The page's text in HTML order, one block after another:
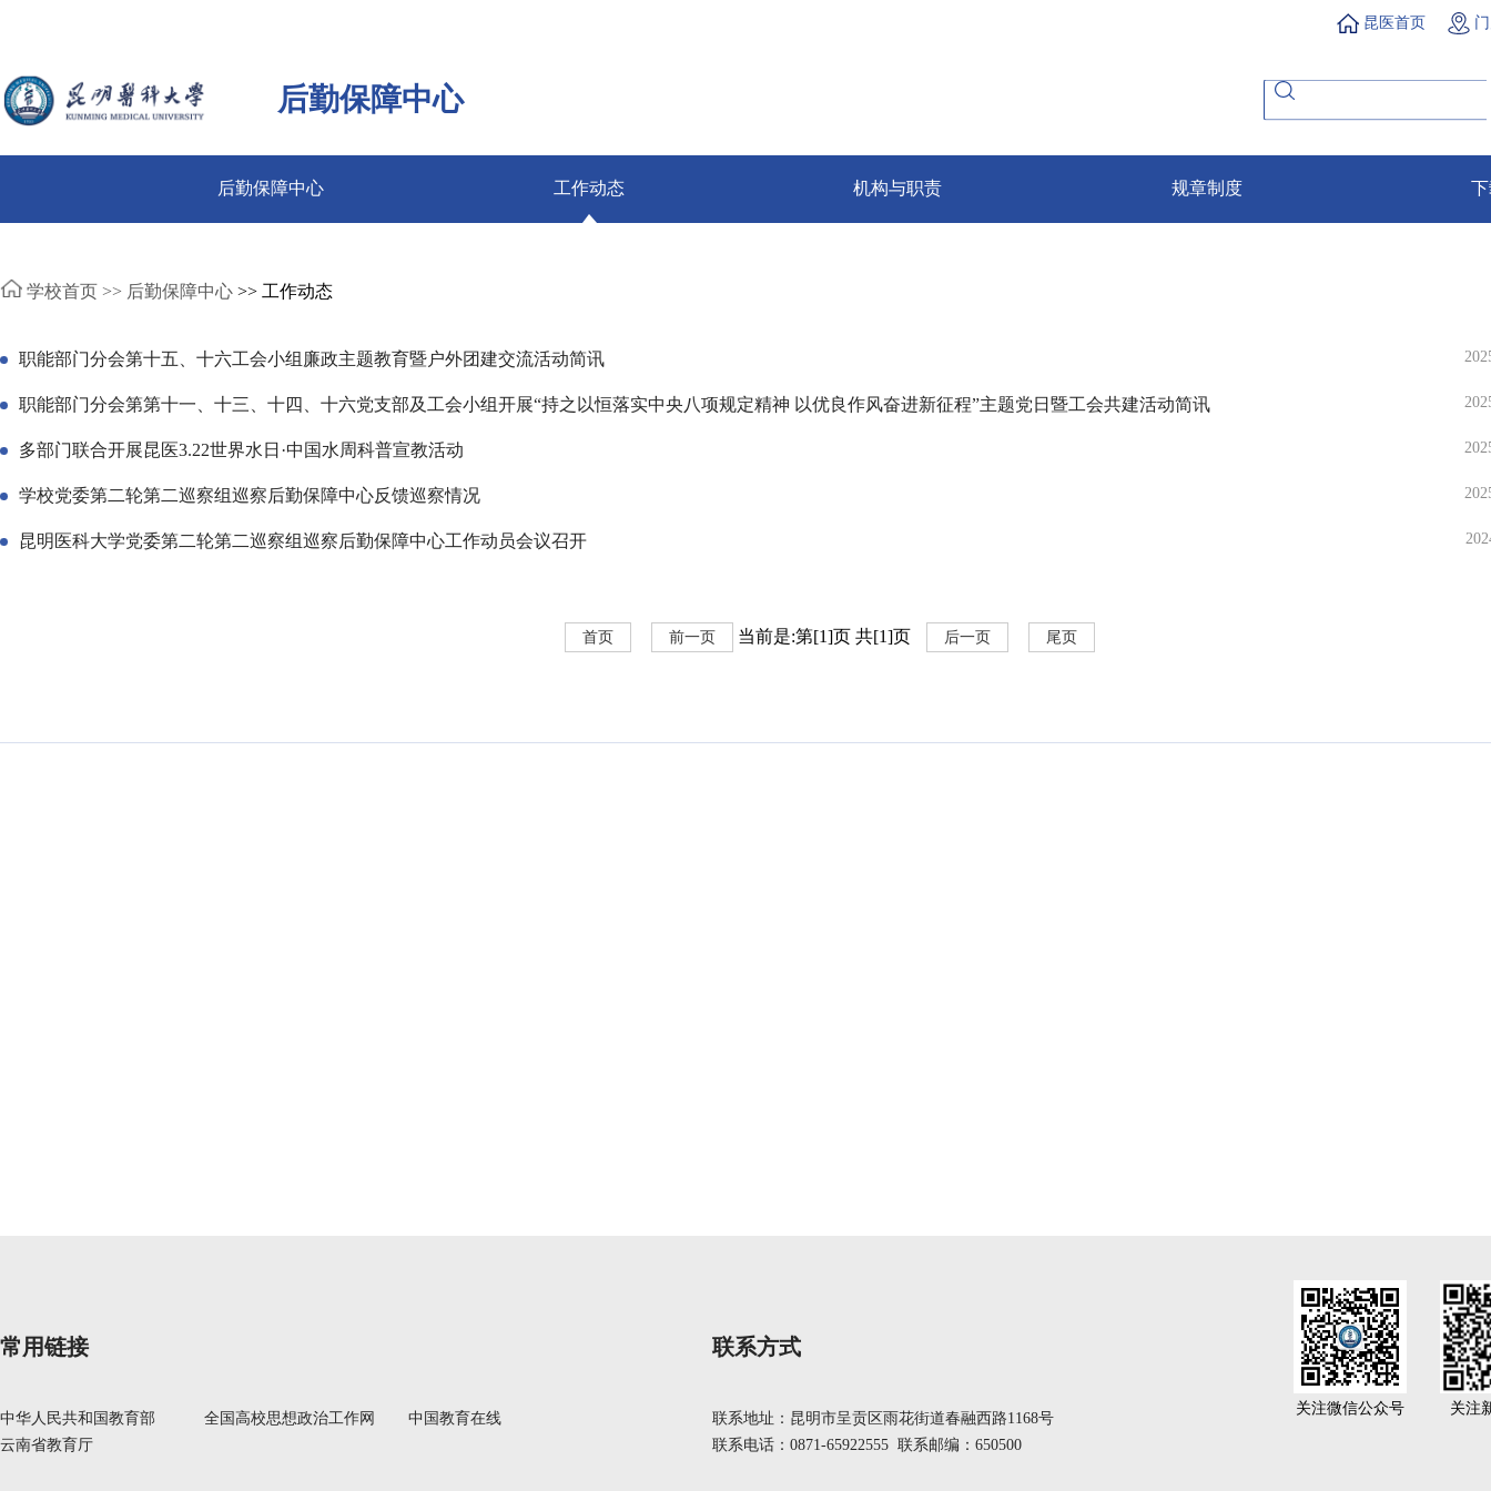
昆医首页
后勤保障中心
后勤保障中心 工作动态 机构与职责 规章制度
学校首页 >> 后勤保障中心 >> 工作动态
职能部门分会第十五、十六工会小组廉政主题教育暨户外团建交流活动简讯
职能部门分会第第十一、十三、十四、十六党支部及工会小组开展“持之以恒落实中央八项规定精神 以优良作风奋进新征程”主题党日暨工会共建活动简讯
多部门联合开展昆医3.22世界水日·中国水周科普宣教活动
学校党委第二轮第二巡察组巡察后勤保障中心反馈巡察情况
昆明医科大学党委第二轮第二巡察组巡察后勤保障中心工作动员会议召开
首页 前一页 当前是:第[1]页 共[1]页 后一页 尾页
常用链接
中华人民共和国教育部 全国高校思想政治工作网
中国教育在线
云南省教育厅
联系方式
联系地址：昆明市呈贡区雨花街道春融西路1168号
联系电话：0871-65922555 联系邮编：650500
关注微信公众号 关注